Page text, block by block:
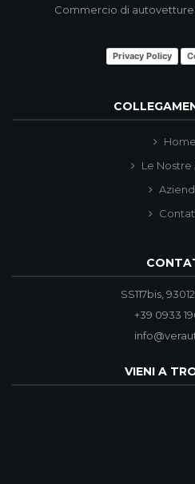
Commercio di
Privacy Policy
Home
Le Nostre
SS117bis,
+39 0933
VIENI A